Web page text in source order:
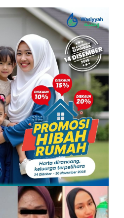
DILANJUTKAN
Tun Azah Aziz